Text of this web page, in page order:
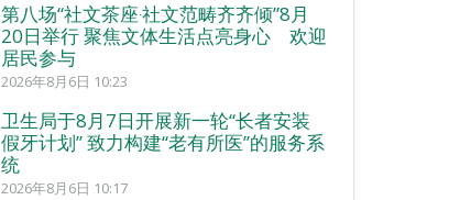
第八场“社文茶座‧社文范畴齐齐倾”8月
20日举行 聚焦文体生活点亮身心 欢迎
居民参与
2026年8月6日 10:23
卫生局于8月7日开展新一轮“长者安装
假牙计划” 致力构建“老有所医”的服务系
统
2026年8月6日 10:17